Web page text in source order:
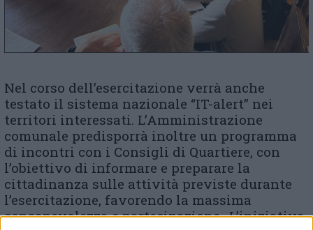
Nel corso dell’esercitazione verrà anche
testato il sistema nazionale “IT-alert” nei
territori interessati. L’Amministrazione
comunale predisporrà inoltre un programma
di incontri con i Consigli di Quartiere, con
l’obiettivo di informare e preparare la
cittadinanza sulle attività previste durante
l’esercitazione, favorendo la massima
consapevolezza e partecipazione.«L’iniziativa